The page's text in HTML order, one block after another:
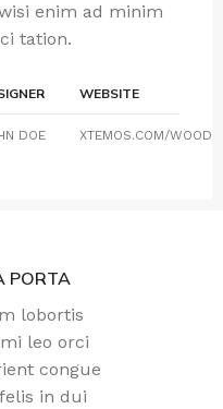
enim ad minim
tation.
DOE
WEBSITE
XTEMOS.COM/WOOD
PORTA
lobortis
leo orci
congue
in dui